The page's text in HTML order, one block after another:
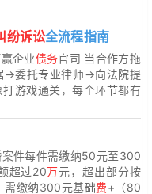
纷诉讼全流程指南
企业债务官司 当合作方拖
→委托专业律师→向法院提
游戏通关，每个环节都有
件每件需缴纳50元至300
超过20万元，超出部分按
需缴纳300元基础费+（80